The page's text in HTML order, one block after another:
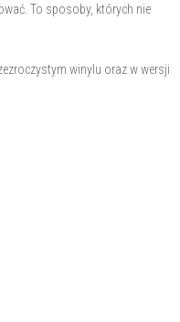
To sposoby, których nie
winylu oraz w wersji